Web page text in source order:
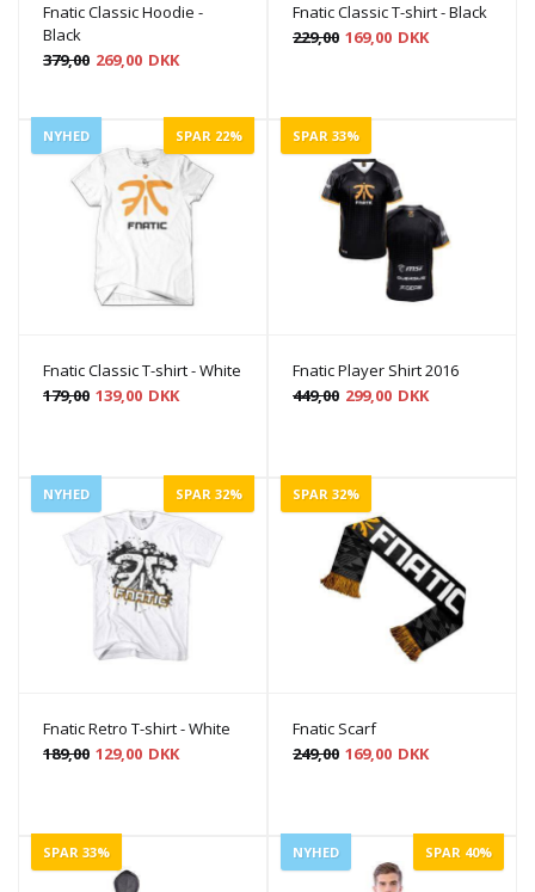
Fnatic Classic Hoodie -
Black
379,00 269,00 DKK
Fnatic Classic T-shirt - Black
229,00 169,00 DKK
NYHED SPAR 22%
Fnatic Classic T-shirt - White
179,00 139,00 DKK
SPAR 33%
Fnatic Player Shirt 2016
449,00 299,00 DKK
NYHED SPAR 32%
Fnatic Retro T-shirt - White
189,00 129,00 DKK
SPAR 32%
Fnatic Scarf
249,00 169,00 DKK
SPAR 33% NYHED SPAR 40%